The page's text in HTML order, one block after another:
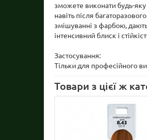
зможете виконати будь-яку
навіть після
змішуванні з фарбою,
інтенсивний блиск і
Застосування:
Тільки для професійного
Товари з цієї ж